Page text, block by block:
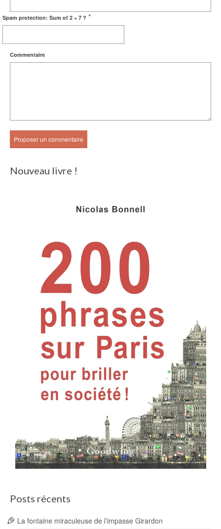
Spam protection: Sum of 2 + 7 ? *
Commentaire
Nouveau livre !
Posts récents
La fontaine miraculeuse de l’impasse Girardon